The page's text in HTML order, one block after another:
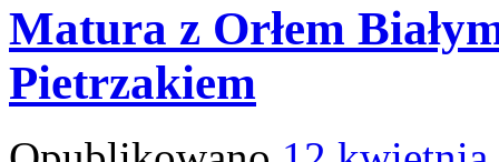
Matura z Orłem
Pietrzakiem